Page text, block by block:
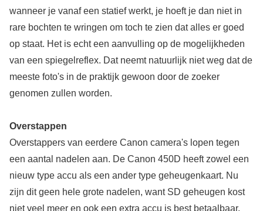
wanneer je vanaf een statief werkt, je hoeft je dan niet in
rare bochten te wringen om toch te zien dat alles er goed
op staat. Het is echt een aanvulling op de mogelijkheden
van een spiegelreflex. Dat neemt natuurlijk niet weg dat de
meeste foto's in de praktijk gewoon door de zoeker
genomen zullen worden.
Overstappen
Overstappers van eerdere Canon camera's lopen tegen
een aantal nadelen aan. De Canon 450D heeft zowel een
nieuw type accu als een ander type geheugenkaart. Nu
zijn dit geen hele grote nadelen, want SD geheugen kost
niet veel meer en ook een extra accu is best betaalbaar.